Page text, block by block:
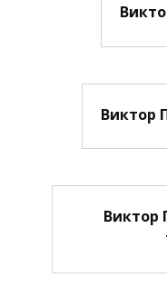
Виктор
Виктор